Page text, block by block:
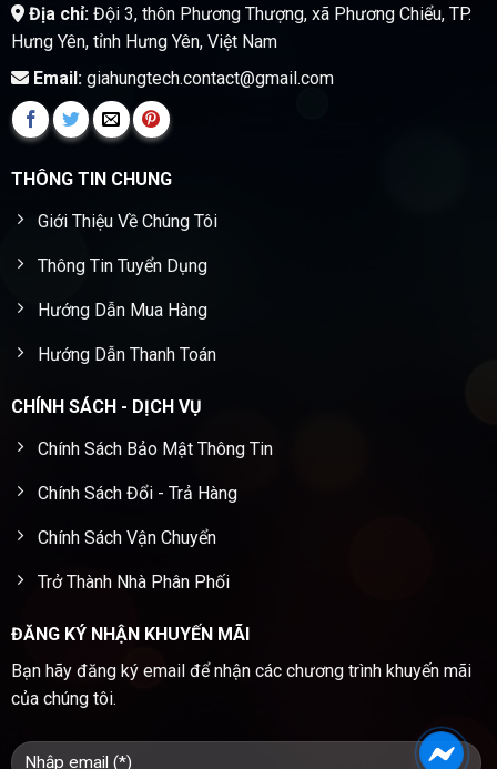
Địa chỉ:Đội 3, thôn Phương Thượng, xã Phương Chiểu, TP.
Hưng Yên, tỉnh Hưng Yên, Việt Nam
Email:giahungtech.contact@gmail.com
THÔNG TIN CHUNG
Giới Thiệu Về Chúng Tôi
Thông Tin Tuyển Dụng
Hướng Dẫn Mua Hàng
Hướng Dẫn Thanh Toán
CHÍNH SÁCH - DỊCH VỤ
Chính Sách Bảo Mật Thông Tin
Chính Sách Đổi - Trả Hàng
Chính Sách Vận Chuyển
Trở Thành Nhà Phân Phối
ĐĂNG KÝ NHẬN KHUYẾN MÃI
Bạn hãy đăng ký email để nhận các chương trình khuyến mãi
của chúng tôi.